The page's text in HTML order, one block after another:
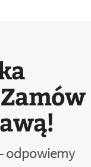
odpowiemy